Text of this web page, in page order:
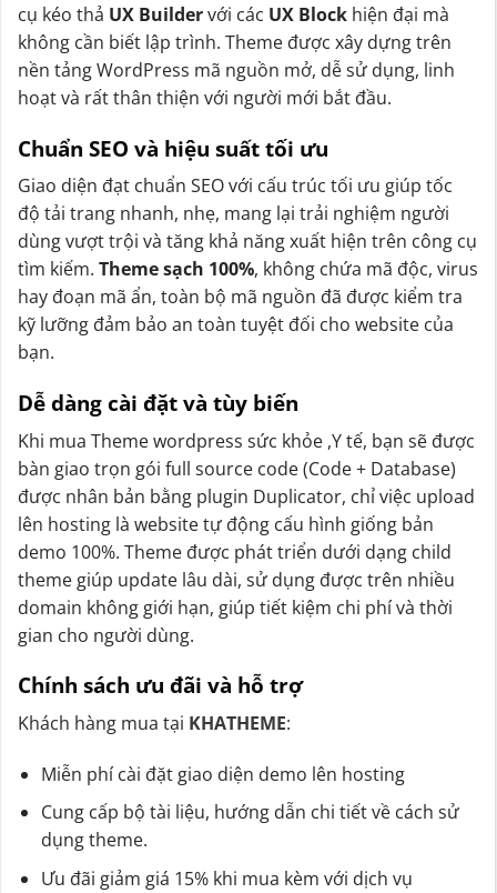
cụ kéo thả UX Buildervới các UX Block hiện đại mà
không cần biết lập trình. Theme được xây dựng trên
nền tảng WordPress mã nguồn mở, dễ sử dụng, linh
hoạt và rất thân thiện với người mới bắt đầu.
Chuẩn SEO và hiệu suất tối ưu
Giao diện đạt chuẩn SEO với cấu trúc tối ưu giúp tốc
độ tải trang nhanh, nhẹ, mang lại trải nghiệm người
dùng vượt trội và tăng khả năng xuất hiện trên công cụ
tìm kiếm. Theme sạch 100%, không chứa mã độc, virus
hay đoạn mã ẩn, toàn bộ mã nguồn đã được kiểm tra
kỹ lưỡng đảm bảo an toàn tuyệt đối cho website của
bạn.
Dễ dàng cài đặt và tùy biến
Khi mua Theme wordpress sức khỏe ,Y tế, bạn sẽ được
bàn giao trọn gói full source code (Code + Database)
được nhân bản bằng plugin Duplicator, chỉ việc upload
lên hosting là website tự động cấu hình giống bản
demo 100%. Theme được phát triển dưới dạng child
theme giúp update lâu dài, sử dụng được trên nhiều
domain không giới hạn, giúp tiết kiệm chi phí và thời
gian cho người dùng.
Chính sách ưu đãi và hỗ trợ
Khách hàng mua tại KHATHEME:
Miễn phí cài đặt giao diện demo lên hosting
Cung cấp bộ tài liệu, hướng dẫn chi tiết về cách sử
dụng theme.
Ưu đãi giảm giá 15% khi mua kèm với dịch vụ